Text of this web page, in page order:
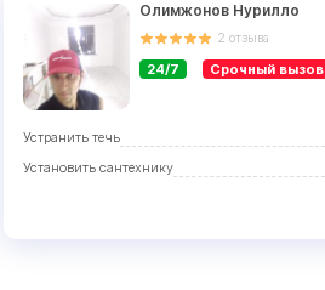
Олимжонов Нурилло
2 отзыва
24/7 Срочный вызов
Устранить течь
Установить сантехнику